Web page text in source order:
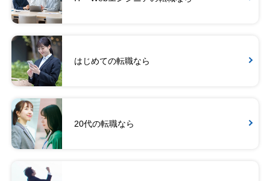
はじめての転職なら
20代の転職なら